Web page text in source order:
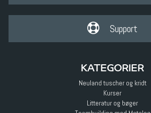
Support
KATEGORIER
Neuland tuscher og kridt
Kurser
Litteratur og bøger